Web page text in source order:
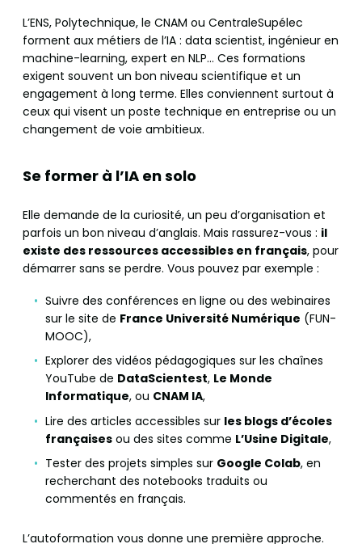
L’ENS, Polytechnique, le CNAM ou CentraleSupélec
forment aux métiers de l’IA : data scientist, ingénieur en
machine-learning, expert en NLP… Ces formations
exigent souvent un bon niveau scientifique et un
engagement à long terme. Elles conviennent surtout à
ceux qui visent un poste technique en entreprise ou un
changement de voie ambitieux.
Se former à l’IA en solo
Elle demande de la curiosité, un peu d’organisation et
parfois un bon niveau d’anglais. Mais rassurez-vous : il
existe des ressources accessibles en français, pour
démarrer sans se perdre. Vous pouvez par exemple :
Suivre des conférences en ligne ou des webinaires
sur le site de France Université Numérique (FUN-
MOOC),
Explorer des vidéos pédagogiques sur les chaînes
YouTube de DataScientest, Le Monde
Informatique, ou CNAM IA,
Lire des articles accessibles sur les blogs d’écoles
françaises ou des sites comme L’Usine Digitale,
Tester des projets simples sur Google Colab, en
recherchant des notebooks traduits ou
commentés en français.
L’autoformation vous donne une première approche.